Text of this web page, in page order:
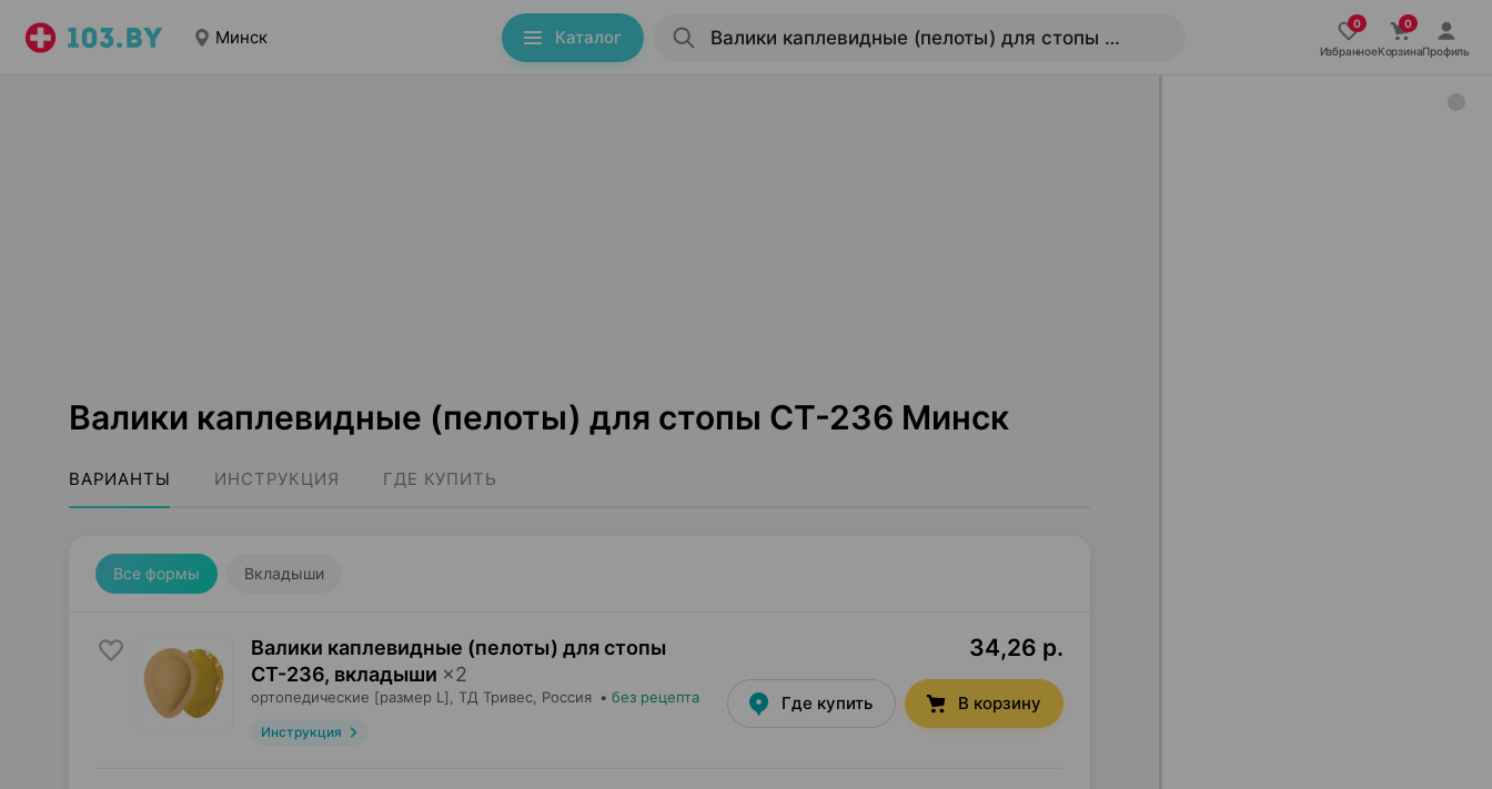
Минск Каталог
ИзбранноеКорзинаПрофиль
Валики каплевидные (пелоты) для стопы СТ-236 Минск
ВАРИАНТЫ ИНСТРУКЦИЯ ГДЕ КУПИТЬ
Все формы Вкладыши
Валики каплевидные (пелоты) для стопы
СТ-236, вкладыши ×2
ортопедические [размер L], ТД Тривес , Россия • без рецепта
Инструкция
34,26 р.
Где купить В корзину